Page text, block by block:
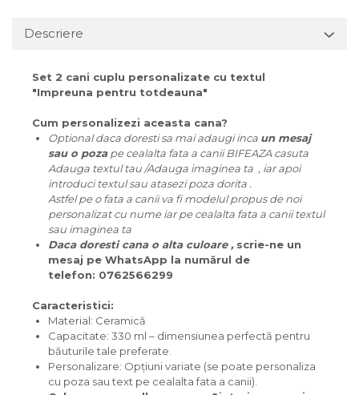
Descriere
Set 2 cani cuplu personalizate cu textul
"Impreuna pentru totdeauna"
Cum personalizezi aceasta cana?
Optional daca doresti sa mai adaugi inca un mesaj
sau o pozape cealalta fata a canii BIFEAZA casuta
Adauga textul tau /Adauga imaginea ta , iar apoi
introduci textul sau atasezi poza dorita .
Astfel pe o fata a canii va fi modelul propus de noi
personalizat cu nume iar pe cealalta fata a canii textul
sau imaginea ta
Daca doresti cana o alta culoare , scrie-ne un
mesaj pe WhatsApp la numărul de
telefon: 0762566299
Caracteristici:
Material: Ceramică
Capacitate: 330 ml – dimensiunea perfectă pentru
băuturile tale preferate.
Personalizare: Opțiuni variate (se poate personaliza
cu poza sau text pe cealalta fata a canii).